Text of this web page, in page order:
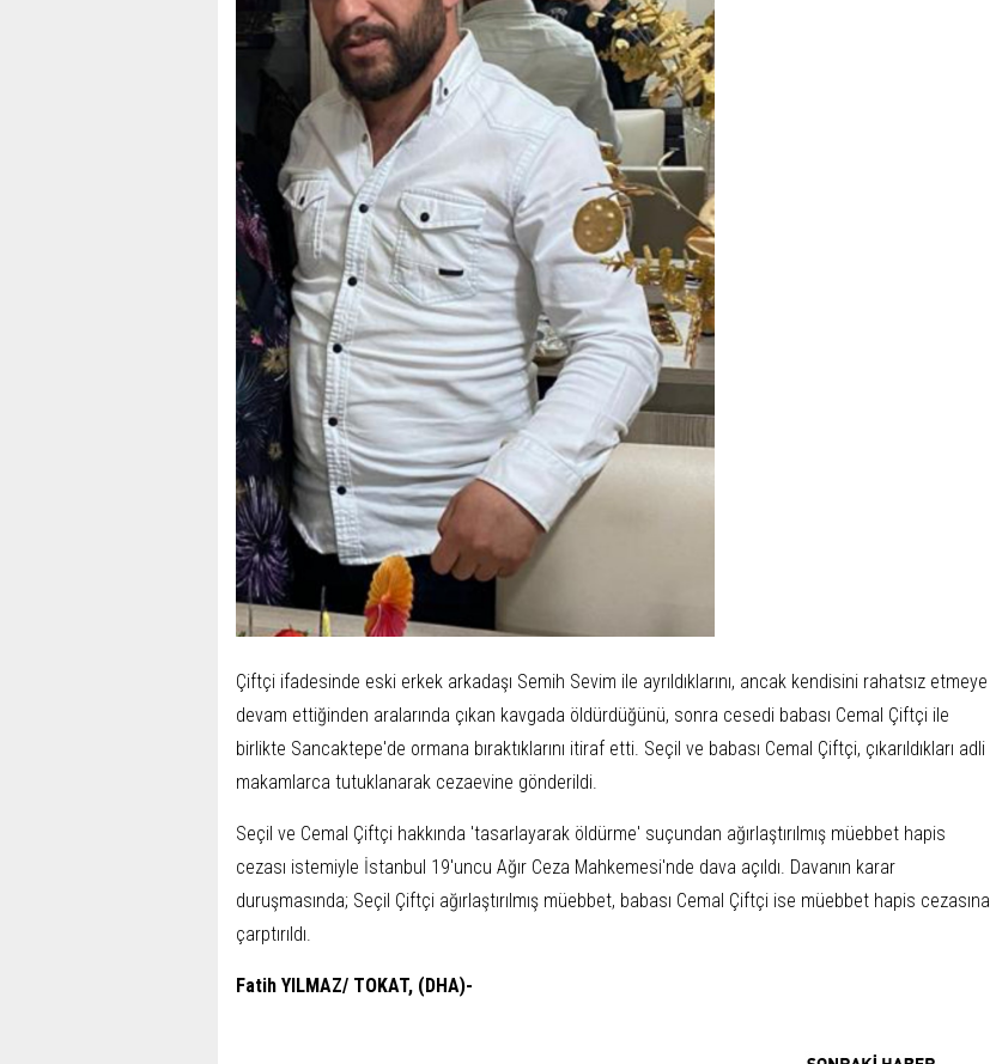
Çiftçi ifadesinde eski erkek arkadaşı Semih Sevim ile ayrıldıklarını, ancak kendisini rahatsız etmeye
devam ettiğinden aralarında çıkan kavgada öldürdüğünü, sonra cesedi babası Cemal Çiftçi ile
birlikte Sancaktepe'de ormana bıraktıklarını itiraf etti. Seçil ve babası Cemal Çiftçi, çıkarıldıkları adli
makamlarca tutuklanarak cezaevine gönderildi.
Seçil ve Cemal Çiftçi hakkında 'tasarlayarak öldürme' suçundan ağırlaştırılmış müebbet hapis
cezası istemiyle İstanbul 19'uncu Ağır Ceza Mahkemesi'nde dava açıldı. Davanın karar
duruşmasında; Seçil Çiftçi ağırlaştırılmış müebbet, babası Cemal Çiftçi ise müebbet hapis cezasına
çarptırıldı.
Fatih YILMAZ/ TOKAT, (DHA)-